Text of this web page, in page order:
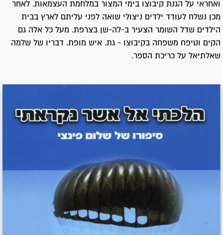
ואחראי על הגנת קיבוצו בימי המצור במלחמת העצמאות. לאחר
מכן נשלח לעודד ילדים ניצולי שואה לפני עליתם לארץ בבית
הילדים שדל השומר הצעיר ב-לה-שן בצרפת. מעל כל אלה גם
הקים וטיפח משפחה בקיבוצו - גת. איש מופת. דבריו של שלמה
שאלתיאל על כריכת הספר.